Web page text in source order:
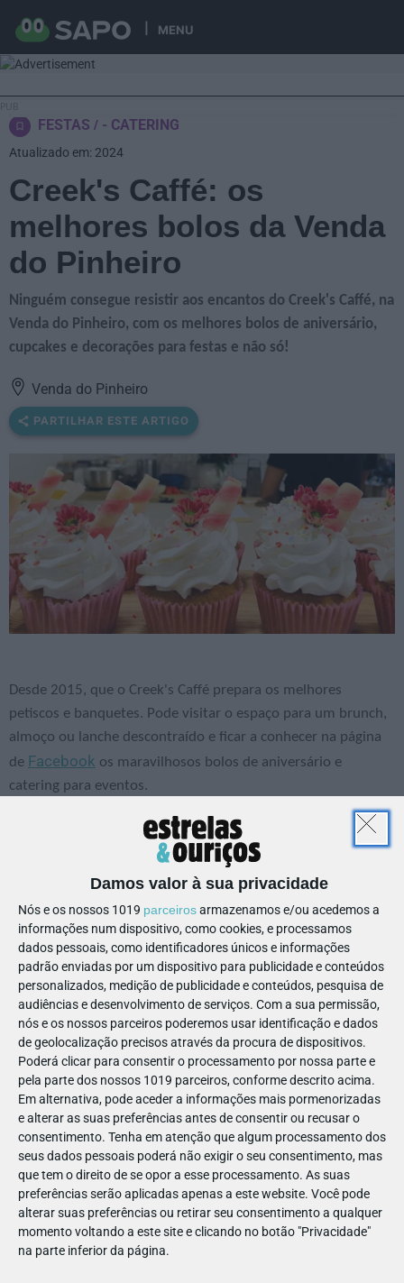
MENU
Damos valor à sua privacidade
Nós e os nossos 1019 parceirosarmazenamos e/ou acedemos a
informações num dispositivo, como cookies, e processamos
dados pessoais, como identificadores únicos e informações
padrão enviadas por um dispositivo para publicidade e conteúdos
personalizados, medição de publicidade e conteúdos, pesquisa de
audiências e desenvolvimento de serviços. Com a sua permissão,
nós e os nossos parceiros poderemos usar identificação e dados
de geolocalização precisos através da procura de dispositivos.
Poderá clicar para consentir o processamento por nossa parte e
pela parte dos nossos 1019 parceiros, conforme descrito acima.
Em alternativa, pode aceder a informações mais pormenorizadas
e alterar as suas preferências antes de consentir ou recusar o
consentimento. Tenha em atenção que algum processamento dos
seus dados pessoais poderá não exigir o seu consentimento, mas
que tem o direito de se opor a esse processamento. As suas
preferências serão aplicadas apenas a este website. Você pode
alterar suas preferências ou retirar seu consentimento a qualquer
momento voltando a este site e clicando no botão "Privacidade"
na parte inferior da página.
FESTAS - CATERING
Creek's Caffé: os
melhores bolos da Venda
do Pinheiro
Ninguém consegue resistir aos encantos do Creek's Caffé, na
Venda do Pinheiro, com os melhores bolos de aniversário,
cupcakes e decorações para festas e não só!
Venda do Pinheiro
PARTILHAR ESTE ARTIGO
Desde 2015, que o Creek's Caffé prepara os melhores
petiscos e banquetes. Pode visitar o espaço para um brunch,
almoço ou lanche descontraído e ficar a conhecer na página
de Facebook os maravilhosos bolos de aniversário e
catering para eventos.
Depois é só dar asas à imaginação e partilhar com a equipa o
bolo ou a temática que os seus filhos mais gostam, para os
surpreender com deliciosas iguarias que até dá pena comer.
Atualizado em: 2024